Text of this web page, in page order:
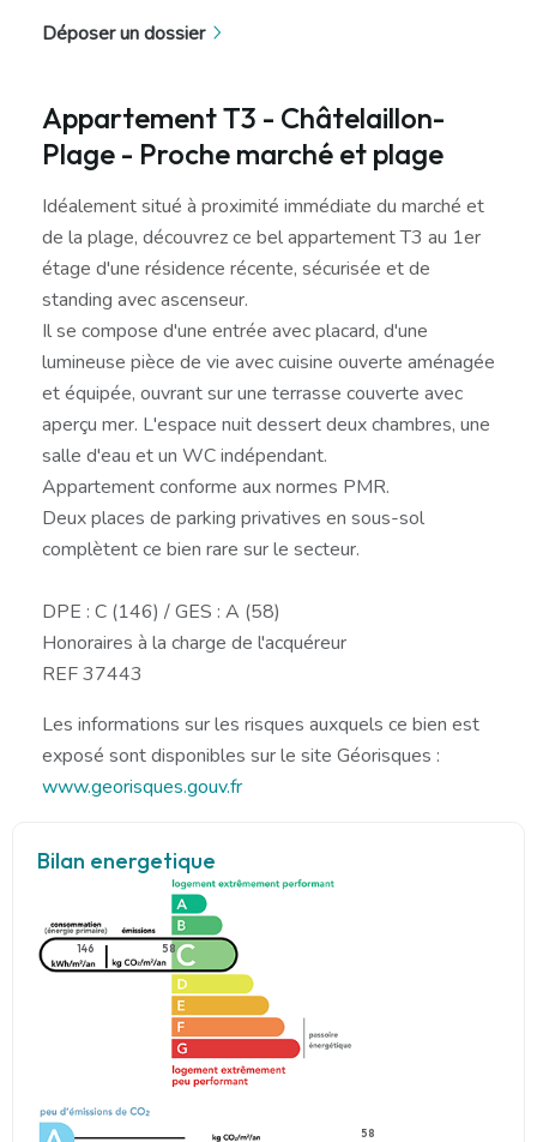
Déposer un dossier
Appartement T3 - Châtelaillon-
Plage - Proche marché et plage
Idéalement situé à proximité immédiate du marché et
de la plage, découvrez ce bel appartement T3 au 1er
étage d'une résidence récente, sécurisée et de
standing avec ascenseur.
Il se compose d'une entrée avec placard, d'une
lumineuse pièce de vie avec cuisine ouverte aménagée
et équipée, ouvrant sur une terrasse couverte avec
aperçu mer. L'espace nuit dessert deux chambres, une
salle d'eau et un WC indépendant.
Appartement conforme aux normes PMR.
Deux places de parking privatives en sous-sol
complètent ce bien rare sur le secteur.
DPE : C (146) / GES : A (58)
Honoraires à la charge de l'acquéreur
REF 37443
Les informations sur les risques auxquels ce bien est
exposé sont disponibles sur le site Géorisques :
www.georisques.gouv.fr
Bilan energetique
146 58
58